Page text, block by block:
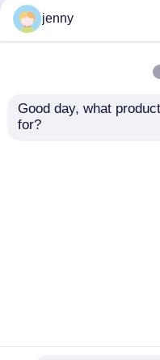
Matt White Holzfrei
Unbeschichtet Paper-
jenny
Good day, what
for?